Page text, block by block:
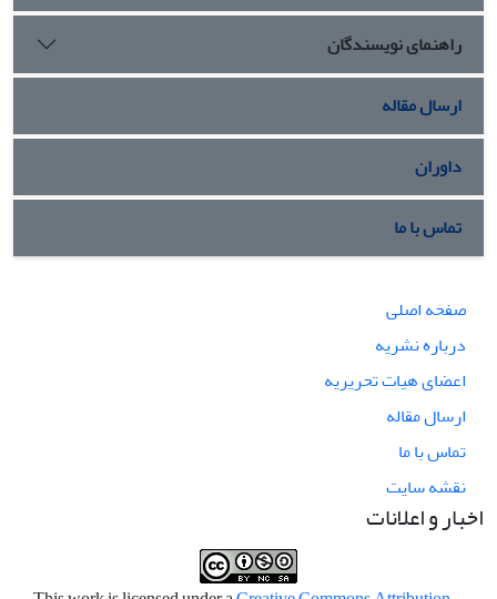
راهنمای نویسندگان
ارسال مقاله
داوران
تماس با ما
صفحه اصلی
درباره نشریه
اعضای هیات تحریریه
ارسال مقاله
تماس با ما
نقشه سایت
اخبار و اعلانات